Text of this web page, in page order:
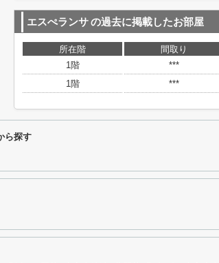
エスぺランサの過去に掲載したお部屋
所在階 間取り
1階
***
1階
***
ら探す